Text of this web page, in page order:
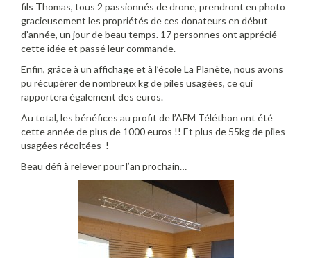
fils Thomas, tous 2 passionnés de drone, prendront en photo
gracieusement les propriétés de ces donateurs en début
d’année, un jour de beau temps. 17 personnes ont apprécié
cette idée et passé leur commande.
Enfin, grâce à un affichage et à l’école La Planète, nous avons
pu récupérer de nombreux kg de piles usagées, ce qui
rapportera également des euros.
Au total, les bénéfices au profit de l’AFM Téléthon ont été
cette année de plus de 1000 euros !! Et plus de 55kg de piles
usagées récoltées !
Beau défi à relever pour l’an prochain…